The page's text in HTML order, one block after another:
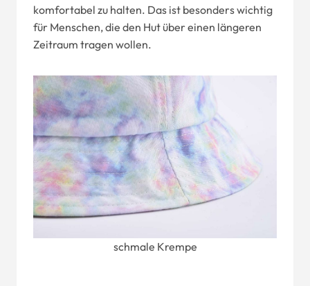
komfortabel zu halten. Das ist besonders wichtig
für Menschen, die den Hut über einen längeren
Zeitraum tragen wollen.
schmale Krempe